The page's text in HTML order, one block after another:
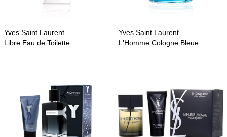
Yves Saint Laurent
Libre Eau de Toilette
Yves Saint Laurent
L'Homme Cologne Bleue